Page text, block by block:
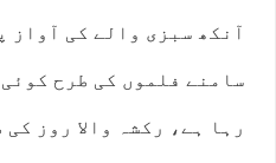
آنکھ سبزی والے کی آواز
سامنے فلموں کی طرح
رہا ہے، رکشہ والا روز